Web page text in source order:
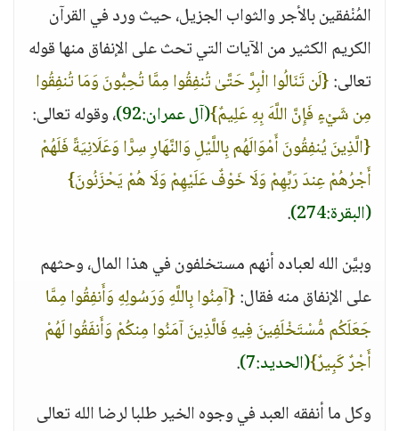
المُنْفقين بالأجر والثواب الجزيل، حيث ورد في القرآن
الكريم الكثير من الآيات التي تحث على الإنفاق منها قوله
تعالى:{لَن تَنَالُوا الْبِرَّ حَتَّىٰ تُنفِقُوا مِمَّا تُحِبُّونَ وَمَا تُنفِقُوا
مِن شَيْءٍ فَإِنَّ اللَّهَ بِهِ عَلِيمٌ}(آل عمران:92)
، وقوله تعالى:
{الَّذِينَ يُنفِقُونَ أَمْوَالَهُم بِاللَّيْلِ وَالنَّهَارِ سِرًّا وَعَلَانِيَةً فَلَهُمْ
أَجْرُهُمْ عِندَ رَبِّهِمْ وَلَا خَوْفٌ عَلَيْهِمْ وَلَا هُمْ يَحْزَنُونَ}
(البقرة:274)
.
وبيَّن الله لعباده أنهم مستخلفون في هذا المال، وحثهم
على الإنفاق منه فقال:{آمِنُوا بِاللَّهِ وَرَسُولِهِ وَأَنفِقُوا مِمَّا
جَعَلَكُم مُّسْتَخْلَفِينَ فِيهِ فَالَّذِينَ آمَنُوا مِنكُمْ وَأَنفَقُوا لَهُمْ
أَجْرٌ كَبِيرٌ}(الحديد:7) .
وكل ما أنفقه العبد في وجوه الخير طلبا لرضا الله تعالى